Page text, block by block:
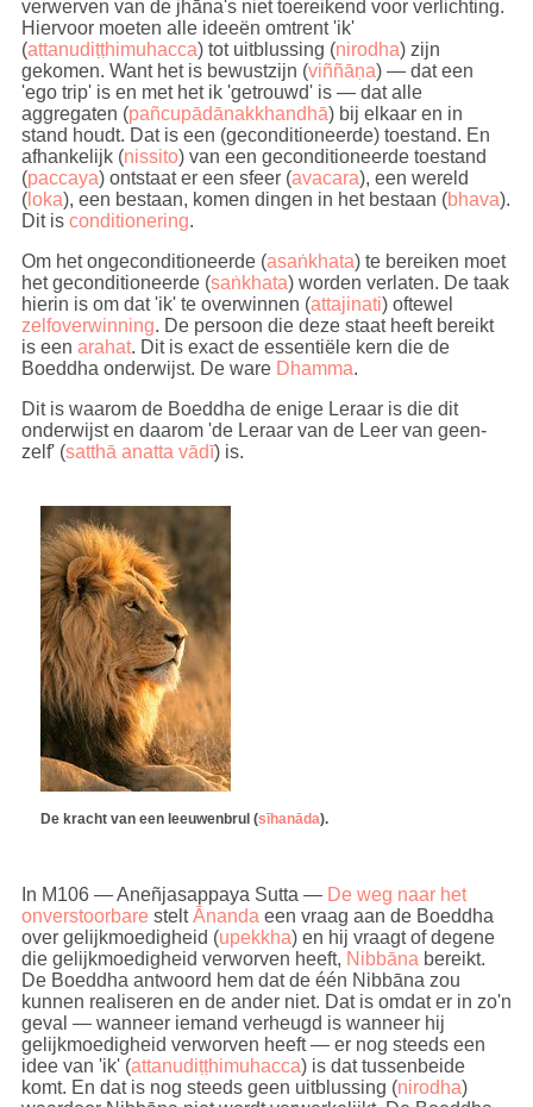
verwerven van de jhāna's niet toereikend voor verlichting.
Hiervoor moeten alle ideeën omtrent 'ik'
(attanudiṭṭhimuhacca) tot uitblussing (nirodha) zijn
gekomen. Want het is bewustzijn (viññāṇa) — dat een
'ego trip' is en met het ik 'getrouwd' is — dat alle
aggregaten (pañcupādānakkhandhā) bij elkaar en in
stand houdt. Dat is een (geconditioneerde) toestand. En
afhankelijk (nissito) van een geconditioneerde toestand
(paccaya) ontstaat er een sfeer (avacara), een wereld
(loka), een bestaan, komen dingen in het bestaan (bhava).
Dit is conditionering.
Om het ongeconditioneerde (asaṅkhata) te bereiken moet
het geconditioneerde (saṅkhata) worden verlaten. De taak
hierin is om dat 'ik' te overwinnen (attajinati) oftewel
zelfoverwinning. De persoon die deze staat heeft bereikt
is een arahat. Dit is exact de essentiële kern die de
Boeddha onderwijst. De ware Dhamma.
Dit is waarom de Boeddha de enige Leraar is die dit
onderwijst en daarom 'de Leraar van de Leer van geen-
zelf' (satthā anatta vādī) is.
De kracht van een leeuwenbrul (sīhanāda).
In M106 — Aneñjasappaya Sutta — De weg naar het
onverstoorbare steltĀnanda een vraag aan de Boeddha
over gelijkmoedigheid (upekkha) en hij vraagt of degene
die gelijkmoedigheid verworven heeft, Nibbāna bereikt.
De Boeddha antwoord hem dat de één Nibbāna zou
kunnen realiseren en de ander niet. Dat is omdat er in zo'n
geval — wanneer iemand verheugd is wanneer hij
gelijkmoedigheid verworven heeft — er nog steeds een
idee van 'ik' (attanudiṭṭhimuhacca) is dat tussenbeide
komt. En dat is nog steeds geen uitblussing (nirodha)